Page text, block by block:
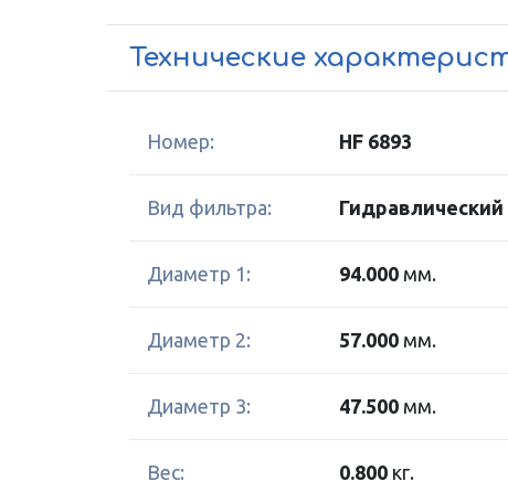
Технические
Номер: HF 6893
Вид фильтра:
Диаметр 1: 94.000 мм.
Диаметр 2: 57.000 мм.
Диаметр 3: 47.500 мм.
Вес: 0.800 кг.